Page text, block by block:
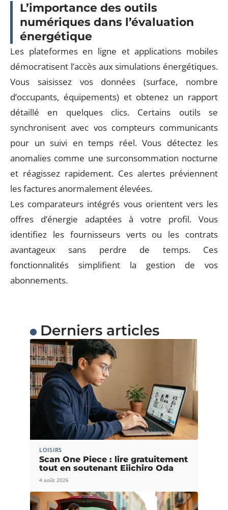
L’importance des outils
numériques dans l’évaluation
énergétique
Les plateformes en ligne et applications mobiles
démocratisent l’accès aux simulations énergétiques.
Vous saisissez vos données (surface, nombre
d’occupants, équipements) et obtenez un rapport
détaillé en quelques clics. Certains outils se
synchronisent avec vos compteurs communicants
pour un suivi en temps réel. Vous détectez les
anomalies comme une surconsommation nocturne
et réagissez rapidement. Ces alertes préviennent
les factures anormalement élevées.
Les comparateurs intégrés vous orientent vers les
offres d’énergie adaptées à votre profil. Vous
identifiez les fournisseurs verts ou les contrats
avantageux sans perdre de temps. Ces
fonctionnalités simplifient la gestion de vos
abonnements.
Derniers articles
LOISIRS
Scan One Piece : lire gratuitement
tout en soutenant Eiichiro Oda
4 août 2026